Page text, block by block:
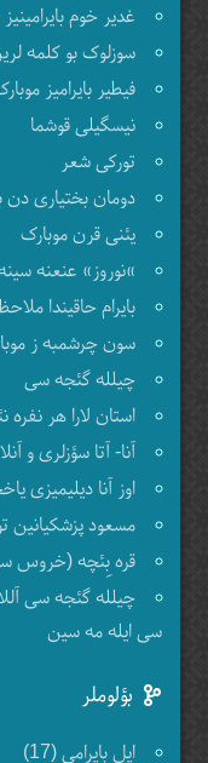
غدیر خوم
سوزلوک بو کلمه
فیطیر بایرامیز
نیسگیلی قوشما
تورکی شعر
دومان بختیاری دن
یئنی قرن موبارک
»نوروز» عنعنه
بایرام حاقیندا
سون چرشمبه ز
چیلله گئجه سی
استان لارا هر نفره
آنا- آتا سؤزلری و
اوز آنا دیلیمیزی
مسعود پزشکیانین
قره بِئچه (خروس
چیلله گئجه سی
سی ایله مه سین
بؤلوملر
ایل بایرامی (17)